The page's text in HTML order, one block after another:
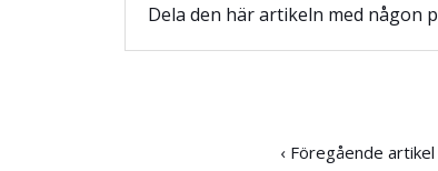
Dela den här artikeln med någon
‹ Föregående artikel